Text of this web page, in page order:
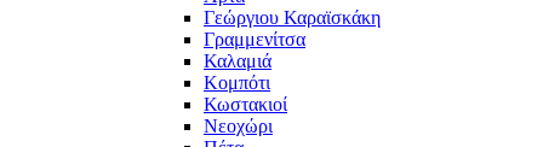
Γεώργιου Καραϊσκάκη
Γραμμενίτσα
Καλαμιά
Κομπότι
Κωστακιοί
Νεοχώρι